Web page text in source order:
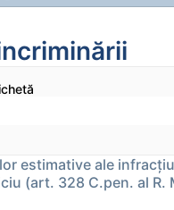
estimative ale
(art. 328 C.pen. al